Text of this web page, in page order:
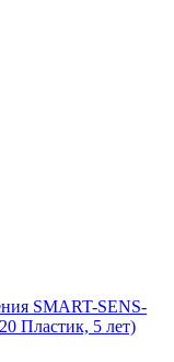
SMART-SENS-
Пластик, 5 лет)